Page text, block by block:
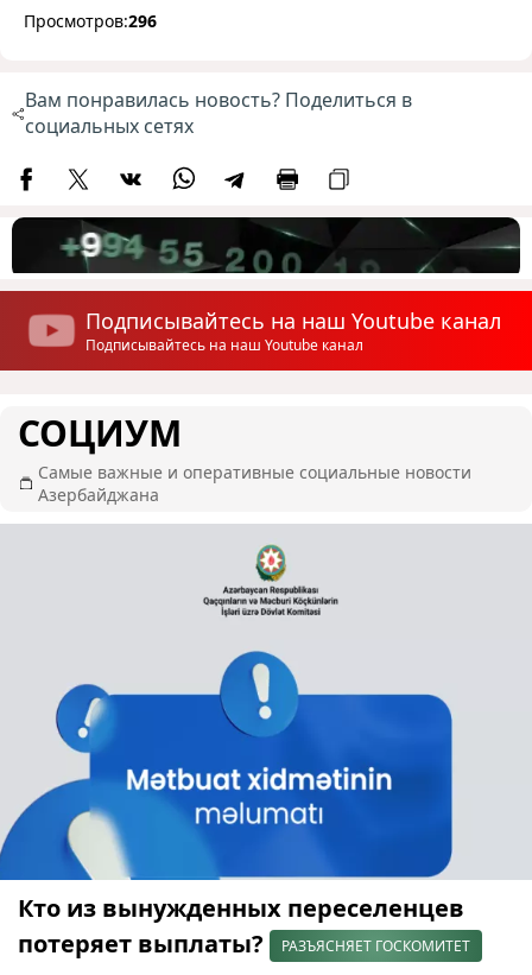
Просмотров:296
Вам понравилась новость? Поделиться в
социальных сетях
Подписывайтесь на наш Youtube канал
Подписывайтесь на наш Youtube канал
СОЦИУМ
Самые важные и оперативные социальные новости
Азербайджана
Кто из вынужденных переселенцев
потеряет выплаты?
РАЗЪЯСНЯЕТ ГОСКОМИТЕТ